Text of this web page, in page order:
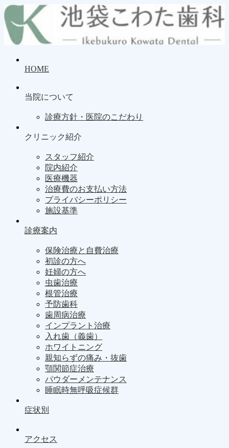
HOME
当院について
診療方針・医院のこだわり
クリニック紹介
スタッフ紹介
院内紹介
医療機器
治療費のお支払い方法
プライバシーポリシー
施設基準
診療案内
保険治療と自費治療
初診の方へ
妊婦の方へ
虫歯治療
根管治療
予防歯科
歯周病治療
インプラント治療
入れ歯（義歯）
ホワイトニング
親知らずの痛み・抜歯
顎関節症治療
パウダーメンテナンス
睡眠時無呼吸症候群
症状別
アクセス